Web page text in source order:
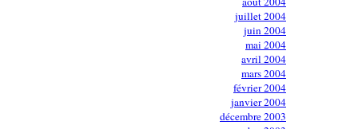
juillet 2004
juin 2004
mai 2004
avril 2004
mars 2004
février 2004
janvier 2004
décembre 2003